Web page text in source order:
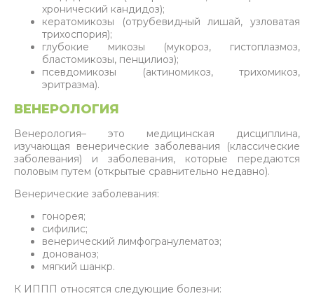
хронический кандидоз);
кератомикозы (отрубевидный лишай, узловатая
трихоспория);
глубокие микозы (мукороз, гистоплазмоз,
бластомикозы, пенцилиоз);
псевдомикозы (актиномикоз, трихомикоз,
эритразма).
ВЕНЕРОЛОГИЯ
Венерология– это медицинская дисциплина,
изучающая венерические заболевания (классические
заболевания) и заболевания, которые передаются
половым путем (открытые сравнительно недавно).
Венерические заболевания:
гонорея;
сифилис;
венерический лимфогранулематоз;
донованоз;
мягкий шанкр.
К ИППП относятся следующие болезни: